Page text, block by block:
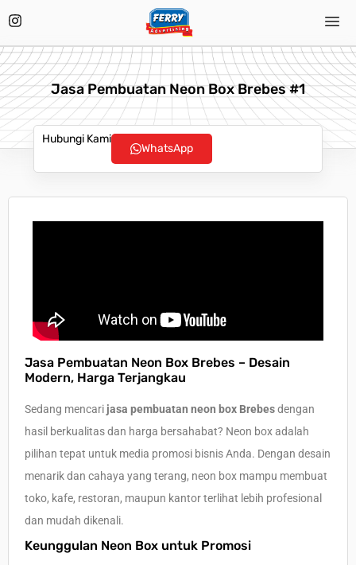
Jasa Pembuatan Neon Box Brebes #1
Hubungi Kami
WhatsApp
Jasa Pembuatan Neon Box Brebes – Desain
Modern, Harga Terjangkau
Sedang mencari jasa pembuatan neon box Brebesdengan
hasil berkualitas dan harga bersahabat? Neon box adalah
pilihan tepat untuk media promosi bisnis Anda. Dengan desain
menarik dan cahaya yang terang, neon box mampu membuat
toko, kafe, restoran, maupun kantor terlihat lebih profesional
dan mudah dikenali.
Keunggulan Neon Box untuk Promosi